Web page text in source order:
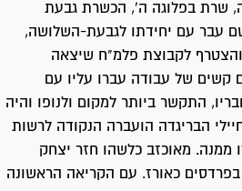
שרת בפלוגה ה', הכשרת גבעת
עבר עם יחידתו לגבעת-השלושה,
לקבוצת פלמ"ח שיצאה
קשים של עבודה עברו עליו עם
התקשר ביותר למקום ולנופו והיה
הבריגדה הועברה הנקודה לרשות
ממנה. מאוכזב כלשהו חזר יצחק
כאורז. עם הקריאה הראשונה